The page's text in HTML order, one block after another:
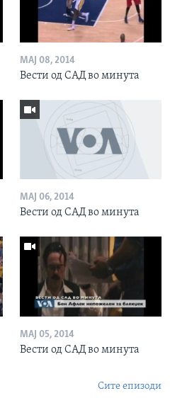
МАЈ 08, 2014
Вести од САД во минута
МАЈ 06, 2014
Вести од САД во минута
МАЈ 05, 2014
Вести од САД во минута
Сите епизоди